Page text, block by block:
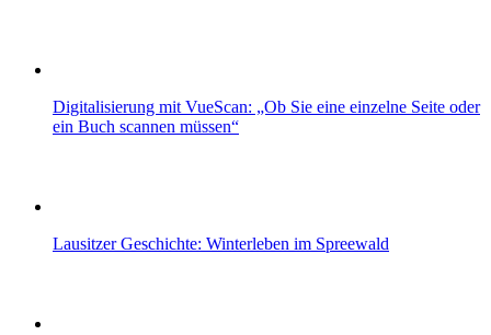
Digitalisierung mit VueScan: „Ob Sie eine einzelne Seite oder
ein Buch scannen müssen“
Lausitzer Geschichte: Winterleben im Spreewald